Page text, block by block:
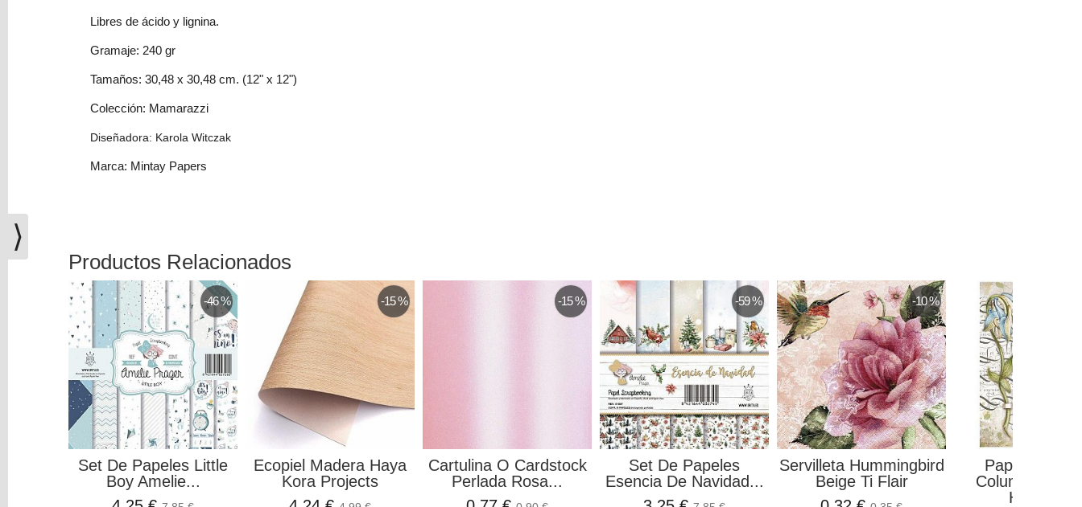
Carrito
está
vacío
Redes
Sociales
Instagram
Facebook
Libres de ácido y lignina.
Gramaje: 240 gr
Tamaños: 30,48 x 30,48 cm. (12" x 12")
Colección: Mamarazzi
Diseñadora: Karola Witczak
Marca: Mintay Papers
Productos Relacionados
-46 %
Set De Papeles Little
Boy Amelie...
-15 %
Ecopiel Madera Haya
Kora Projects
-15 %
Cartulina O Cardstock
Perlada Rosa...
-59 %
Set De Papeles
Esencia De Navidad...
-10 %
Servilleta Hummingbird
Beige Ti Flair
Papel De
Columbin
House...
⟩